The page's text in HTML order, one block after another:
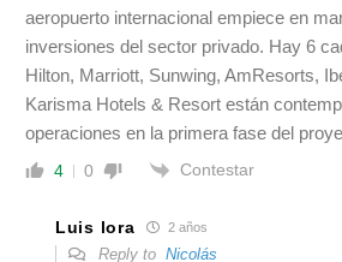
aeropuerto internacional empiece en
inversiones del sector privado. Hay 6
Hilton, Marriott, Sunwing, AmResorts,
Karisma Hotels & Resort están
operaciones en la primera fase del
4 0 Contestar
Luis lora 2 años
Reply to Nicolás